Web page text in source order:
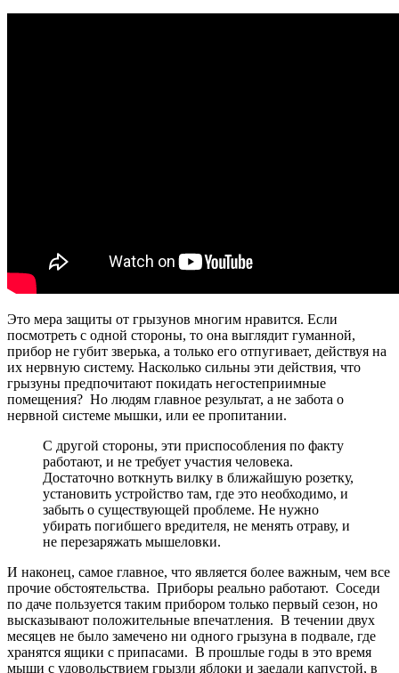
Это мера защиты от грызунов многим нравится. Если
посмотреть с одной стороны, то она выглядит гуманной,
прибор не губит зверька, а только его отпугивает, действуя на
их нервную систему. Насколько сильны эти действия, что
грызуны предпочитают покидать негостеприимные
помещения? Но людям главное результат, а не забота о
нервной системе мышки, или ее пропитании.
С другой стороны, эти приспособления по факту
работают, и не требует участия человека.
Достаточно воткнуть вилку в ближайшую розетку,
установить устройство там, где это необходимо, и
забыть о существующей проблеме. Не нужно
убирать погибшего вредителя, не менять отраву, и
не перезаряжать мышеловки.
И наконец, самое главное, что является более важным, чем все
прочие обстоятельства. Приборы реально работают. Соседи
по даче пользуется таким прибором только первый сезон, но
высказывают положительные впечатления. В течении двух
месяцев не было замечено ни одного грызуна в подвале, где
хранятся ящики с припасами. В прошлые годы в это время
мыши с удовольствием грызли яблоки и заедали капустой, в